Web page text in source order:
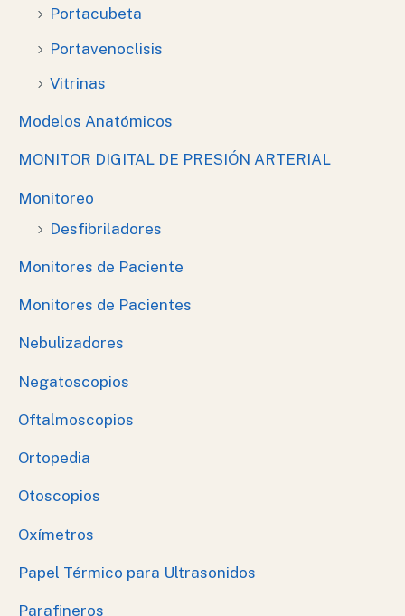
Portacubeta
Portavenoclisis
Vitrinas
Modelos Anatómicos
MONITOR DIGITAL DE PRESIÓN ARTERIAL
Monitoreo
Desfibriladores
Monitores de Paciente
Monitores de Pacientes
Nebulizadores
Negatoscopios
Oftalmoscopios
Ortopedia
Otoscopios
Oxímetros
Papel Térmico para Ultrasonidos
Parafineros